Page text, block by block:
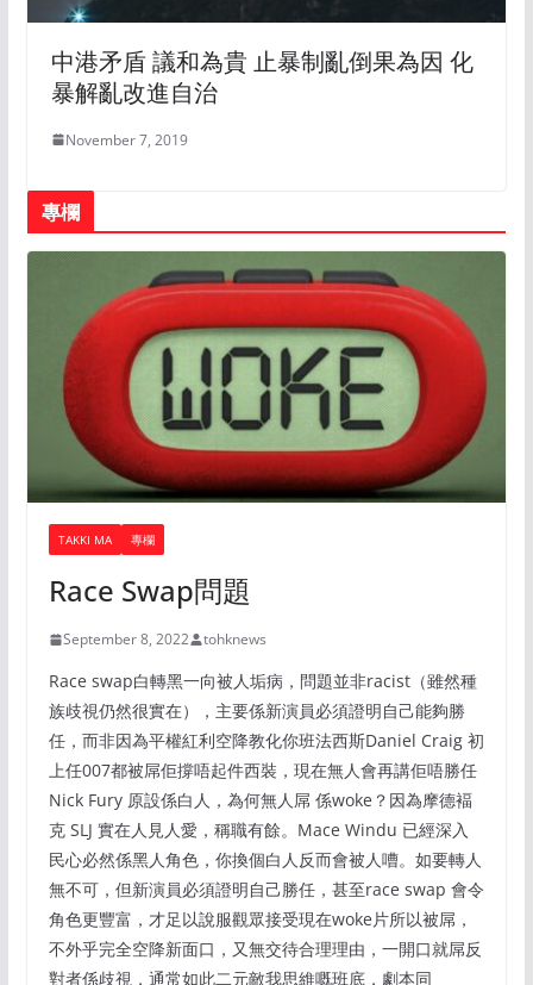
中港矛盾 議和為貴 止暴制亂倒果為因 化
暴解亂改進自治
November 7, 2019
專欄
TAKKI MA 專欄
Race Swap問題
September 8, 2022 tohknews
Race swap白轉黑一向被人垢病，問題並非racist（雖然種
族歧視仍然很實在），主要係新演員必須證明自己能夠勝
任，而非因為平權紅利空降教化你班法西斯Daniel Craig 初
上任007都被屌佢撐唔起件西裝，現在無人會再講佢唔勝任
Nick Fury 原設係白人，為何無人屌 係woke？因為摩德褔
克 SLJ 實在人見人愛，稱職有餘。Mace Windu 已經深入
民心必然係黑人角色，你換個白人反而會被人嘈。如要轉人
無不可，但新演員必須證明自己勝任，甚至race swap 會令
角色更豐富，才足以說服觀眾接受現在woke片所以被屌，
不外乎完全空降新面口，又無交待合理理由，一開口就屌反
對者係歧視，通常如此二元敵我思維嘅班底，劇本同